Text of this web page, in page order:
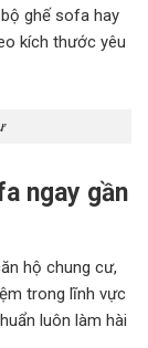
ghế sofa hay
kích thước yêu
ngay gần
hộ chung cư,
trong lĩnh vực
luôn làm hài